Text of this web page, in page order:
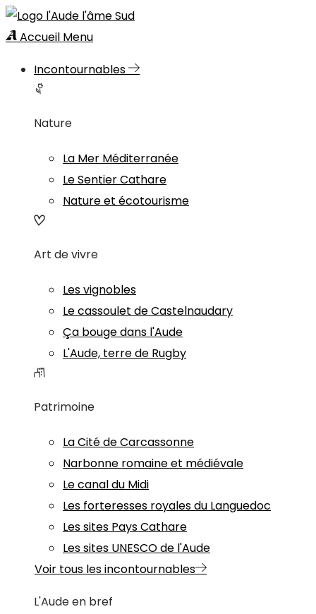
Accueil Menu
Incontournables
Nature
La Mer Méditerranée
Le Sentier Cathare
Nature et écotourisme
Art de vivre
Les vignobles
Le cassoulet de Castelnaudary
Ça bouge dans l'Aude
L'Aude, terre de Rugby
Patrimoine
La Cité de Carcassonne
Narbonne romaine et médiévale
Le canal du Midi
Les forteresses royales du Languedoc
Les sites Pays Cathare
Les sites UNESCO de l'Aude
Voir tous les incontournables
L'Aude en bref